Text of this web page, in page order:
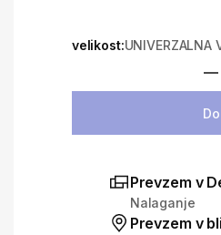
velikost:UNIVERZALNA
Prevzem v
Nalaganje
Prevzem v